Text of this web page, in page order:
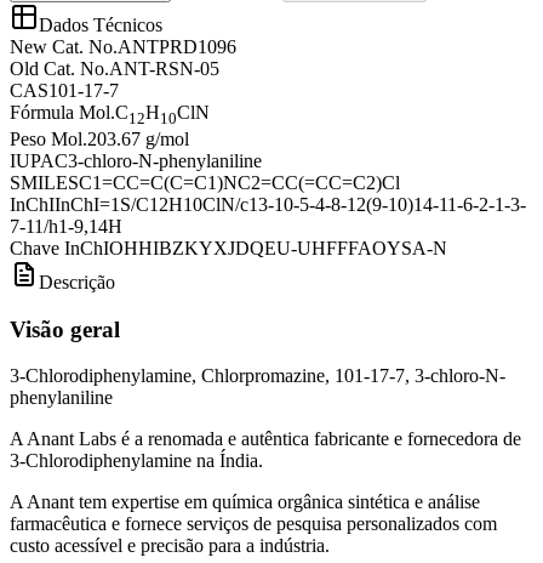
Dados Técnicos
New Cat. No.ANTPRD1096
Old Cat. No.ANT-RSN-05
CAS101-17-7
Fórmula Mol.C12H10ClN
Peso Mol.203.67 g/mol
IUPAC3-chloro-N-phenylaniline
SMILESC1=CC=C(C=C1)NC2=CC(=CC=C2)Cl
InChIInChI=1S/C12H10ClN/c13-10-5-4-8-12(9-10)14-11-6-2-1-3-
7-11/h1-9,14H
Chave InChIOHHIBZKYXJDQEU-UHFFFAOYSA-N
Descrição
Visão geral
3-Chlorodiphenylamine, Chlorpromazine, 101-17-7, 3-chloro-N-
phenylaniline
A Anant Labs é a renomada e autêntica fabricante e fornecedora de
3-Chlorodiphenylamine na Índia.
A Anant tem expertise em química orgânica sintética e análise
farmacêutica e fornece serviços de pesquisa personalizados com
custo acessível e precisão para a indústria.